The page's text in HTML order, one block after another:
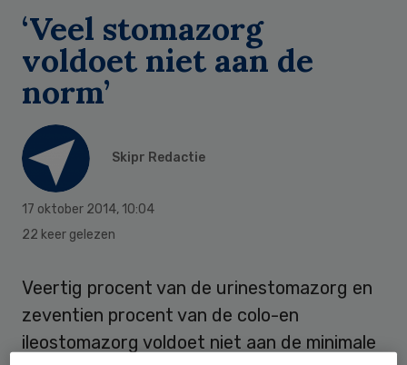
‘Veel stomazorg
voldoet niet aan de
norm’
Skipr Redactie
17 oktober 2014, 10:04
22 keer gelezen
Veertig procent van de urinestomazorg en
zeventien procent van de colo-en
ileostomazorg voldoet niet aan de minimale